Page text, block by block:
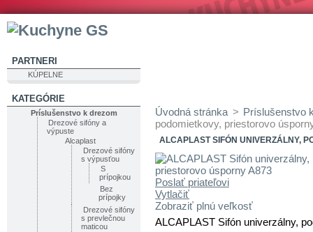
PARTNERI
KÚPELNE
KATEGÓRIE
Príslušenstvo k drezom
Drezové sifóny a
výpuste
Alcaplast
Drezové sifóny
s výpusťou
S
prípojkou
Bez
prípojky
Drezové sifóny
s prevlečnou
maticou
Úvodná stránka > Príslušenstvo
podomietkovy, priestorovo
ALCAPLAST SIFÓN UNIVERZÁLNY,
Poslať priateľovi
Vytlačiť
Zobraziť plnú veľkosť
ALCAPLAST Sifón univerzálny,